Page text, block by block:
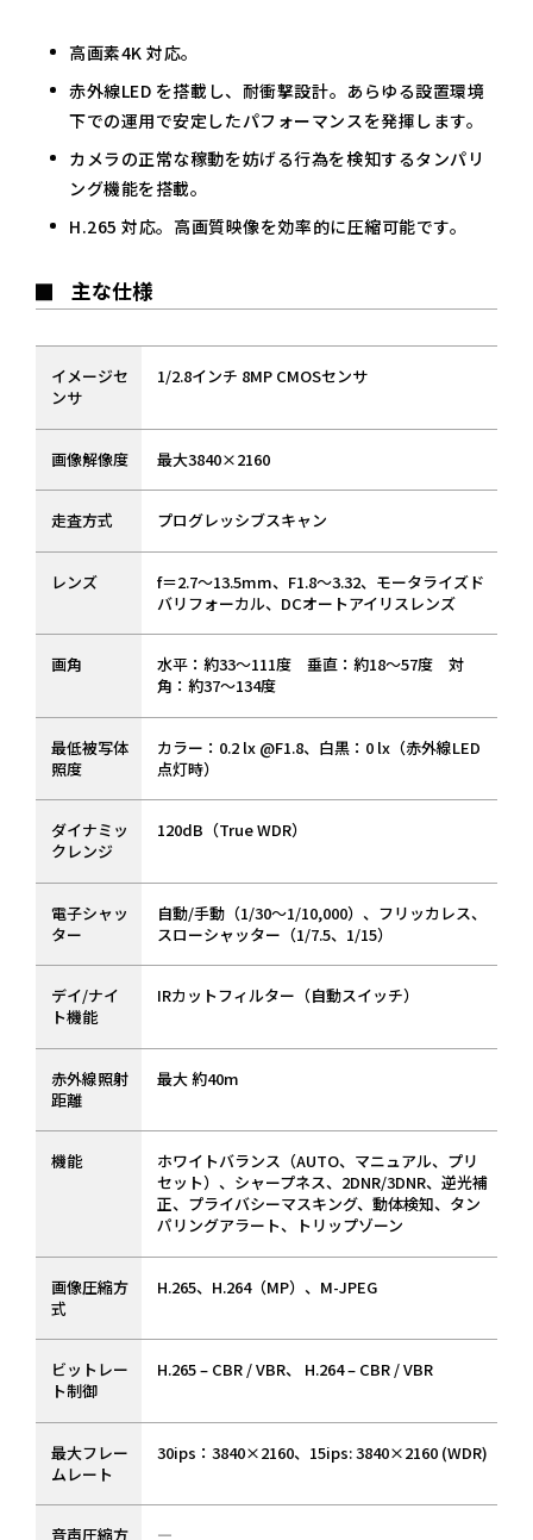
高画素4K 対応。
赤外線LED を搭載し、耐衝撃設計。あらゆる設置環境
下での運用で安定したパフォーマンスを発揮します。
カメラの正常な稼動を妨げる行為を検知するタンパリ
ング機能を搭載。
H.265 対応。高画質映像を効率的に圧縮可能です。
主な仕様
イメージセ
ンサ
1/2.8インチ 8MP CMOSセンサ
画像解像度 最大3840×2160
走査方式 プログレッシブスキャン
レンズ
f＝2.7～13.5mm、F1.8～3.32、モータライズド
バリフォーカル、DCオートアイリスレンズ
画角
水平：約33～111度 垂直：約18～57度 対
角：約37〜134度
最低被写体
照度
カラー：0.2 lx @F1.8、白黒：0 lx（赤外線LED
点灯時）
ダイナミッ
クレンジ
120dB（True WDR）
電子シャッ
ター
自動/手動（1/30～1/10,000）、フリッカレス、
スローシャッター（1/7.5、1/15）
デイ/ナイ
ト機能
IRカットフィルター（自動スイッチ）
赤外線照射
距離
最大 約40m
機能
ホワイトバランス（AUTO、マニュアル、プリ
セット）、シャープネス、2DNR/3DNR、逆光補
正、プライバシーマスキング、動体検知、タン
パリングアラート、トリップゾーン
画像圧縮方
式
H.265、H.264（MP）、M-JPEG
ビットレー
ト制御
H.265 – CBR / VBR、 H.264 – CBR / VBR
最大フレー
ムレート
30ips：3840×2160、15ips: 3840×2160 (WDR)
音声圧縮方 ―